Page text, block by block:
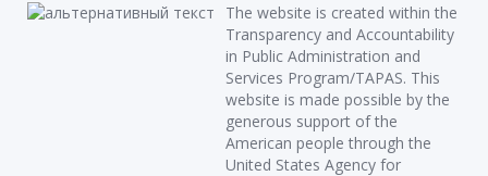
The website is created within the
Transparency and Accountability
in Public Administration and
Services Program/TAPAS. This
website is made possible by the
generous support of the
American people through the
United States Agency for